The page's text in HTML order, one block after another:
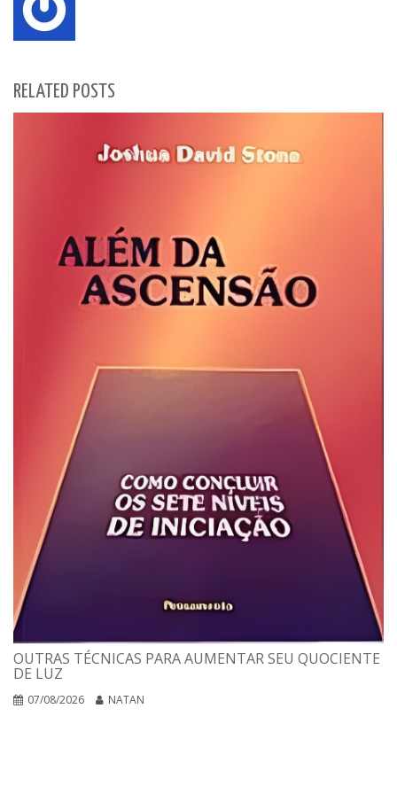
RELATED POSTS
OUTRAS TÉCNICAS PARA AUMENTAR SEU QUOCIENTE
DE LUZ
07/08/2026 NATAN